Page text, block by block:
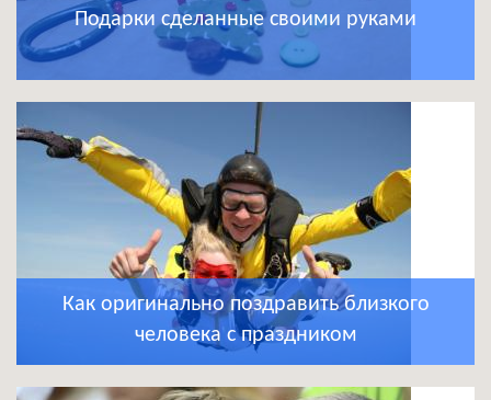
Подарки сделанные своими руками
Как оригинально поздравить близкого
человека с праздником